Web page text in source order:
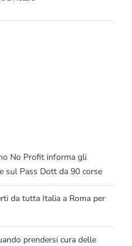
No Profit informa gli
sul Pass Dott da 90 corse
da tutta Italia a Roma per
prendersi cura delle